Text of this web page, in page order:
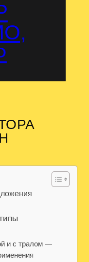
и с тралом —